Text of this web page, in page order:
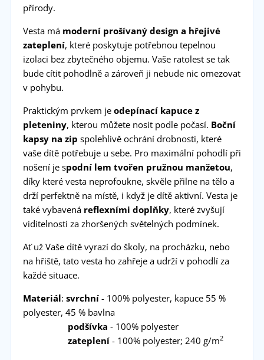
přírody.
Vesta má moderní prošívaný design a hřejivé
zateplení, které poskytuje potřebnou tepelnou
izolaci bez zbytečného objemu. Vaše ratolest se tak
bude cítit pohodlně a zároveň ji nebude nic omezovat
v pohybu.
Praktickým prvkem je odepínací kapuce z
pleteniny, kterou můžete nosit podle počasí. Boční
kapsy na zip spolehlivě ochrání drobnosti, které
vaše dítě potřebuje u sebe. Pro maximální pohodlí při
nošení je spodní lem tvořen pružnou manžetou,
díky které vesta neprofoukne, skvěle přilne na tělo a
drží perfektně na místě, i když je dítě aktivní. Vesta je
také vybavená reflexními doplňky, které zvyšují
viditelnosti za zhoršených světelných podmínek.
Ať už Vaše dítě vyrazí do školy, na procházku, nebo
na hřiště, tato vesta ho zahřeje a udrží v pohodlí za
každé situace.
Materiál: svrchní- 100% polyester, kapuce 55 %
polyester, 45 % bavlna
podšívka - 100% polyester
zateplení- 100% polyester; 240 g/m2